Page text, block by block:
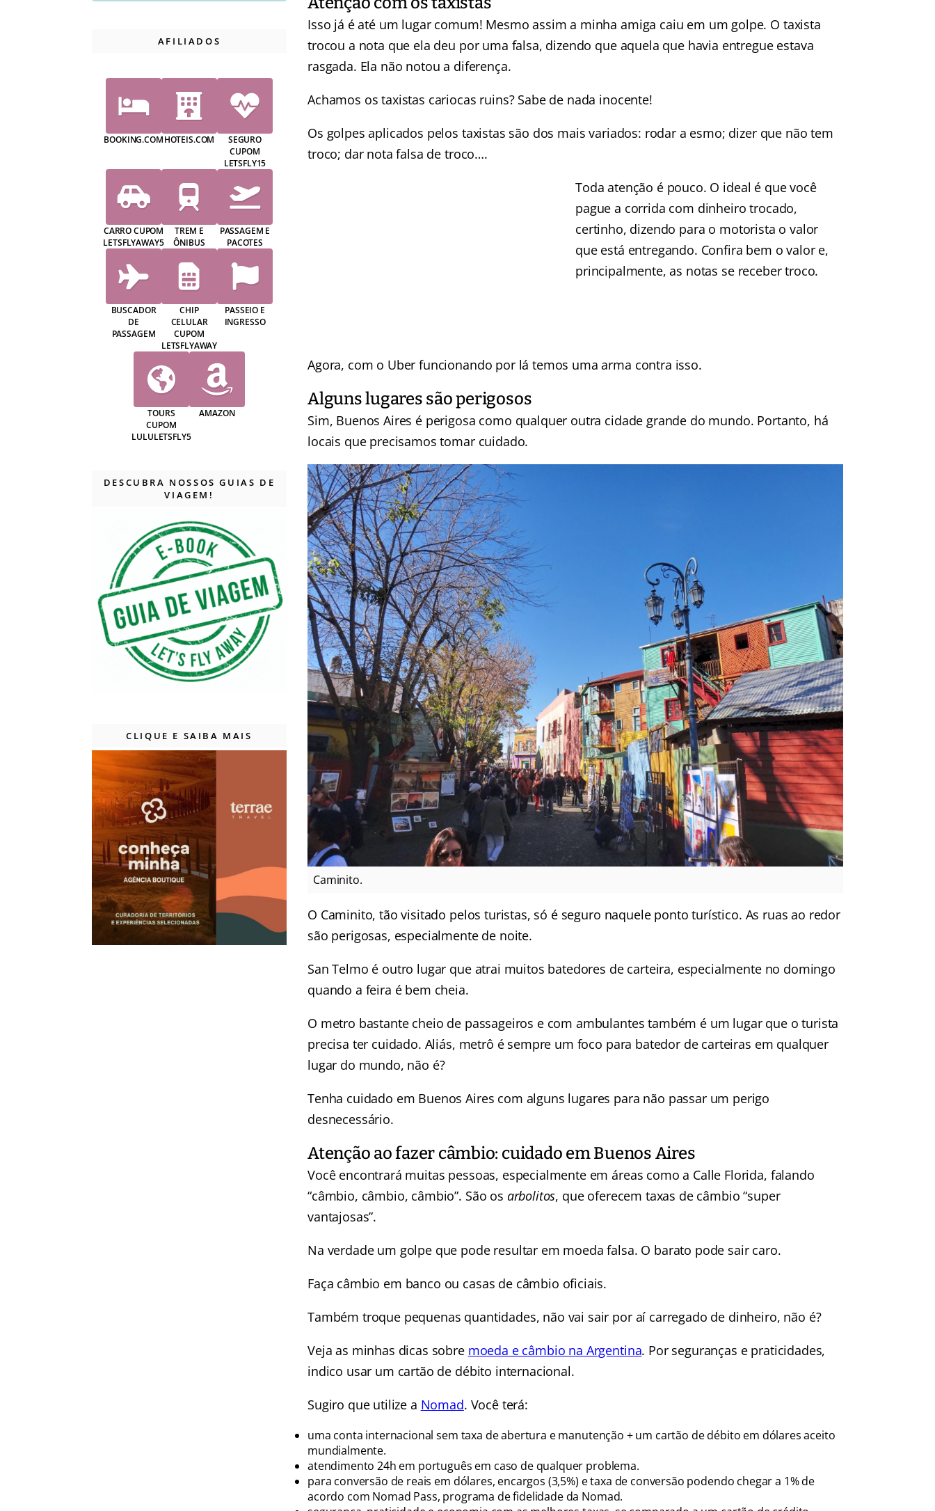
Isso já é até um lugar comum! Mesmo assim a minha amiga caiu em um golpe. O taxista
trocou a nota que ela deu por uma falsa, dizendo que aquela que havia entregue estava
rasgada. Ela não notou a diferença.
Achamos os taxistas cariocas ruins? Sabe de nada inocente!
Os golpes aplicados pelos taxistas são dos mais variados: rodar a esmo; dizer que não tem
troco; dar nota falsa de troco….
Toda atenção é pouco. O ideal é que você
pague a corrida com dinheiro trocado,
certinho, dizendo para o motorista o valor
que está entregando. Confira bem o valor e,
principalmente, as notas se receber troco.
Agora, com o Uber funcionando por lá temos uma arma contra isso.
Alguns lugares são perigosos
Sim, Buenos Aires é perigosa como qualquer outra cidade grande do mundo. Portanto, há
locais que precisamos tomar cuidado.
Caminito.
O Caminito, tão visitado pelos turistas, só é seguro naquele ponto turístico. As ruas ao redor
são perigosas, especialmente de noite.
San Telmo é outro lugar que atrai muitos batedores de carteira, especialmente no domingo
quando a feira é bem cheia.
O metro bastante cheio de passageiros e com ambulantes também é um lugar que o turista
precisa ter cuidado. Aliás, metrô é sempre um foco para batedor de carteiras em qualquer
lugar do mundo, não é?
Tenha cuidado em Buenos Aires com alguns lugares para não passar um perigo
desnecessário.
Atenção ao fazer câmbio: cuidado em Buenos Aires
Você encontrará muitas pessoas, especialmente em áreas como a Calle Florida, falando
“câmbio, câmbio, câmbio”. São os arbolitos, que oferecem taxas de câmbio “super
vantajosas”.
Na verdade um golpe que pode resultar em moeda falsa. O barato pode sair caro.
Faça câmbio em banco ou casas de câmbio oficiais.
Também troque pequenas quantidades, não vai sair por aí carregado de dinheiro, não é?
Veja as minhas dicas sobre moeda e câmbio na Argentina. Por seguranças e praticidades,
indico usar um cartão de débito internacional.
Sugiro que utilize a Nomad. Você terá:
uma conta internacional sem taxa de abertura e manutenção + um cartão de débito em dólares aceito
mundialmente.
atendimento 24h em português em caso de qualquer problema.
para conversão de reais em dólares, encargos (3,5%) e taxa de conversão podendo chegar a 1% de
acordo com Nomad Pass, programa de fidelidade da Nomad.
AFILIADOS
BOOKING.COMHOTEIS.COM
SEGURO
CUPOM
LETSFLY15
CARRO CUPOM
LETSFLYAWAY5
TREM E
ÔNIBUS
PASSAGEM E
PACOTES
BUSCADOR
DE
PASSAGEM
CHIP
CELULAR
CUPOM
LETSFLYAWAY
PASSEIO E
INGRESSO
TOURS
CUPOM
LULULETSFLY5
AMAZON
DESCUBRA NOSSOS GUIAS DE
VIAGEM!
CLIQUE E SAIBA MAIS